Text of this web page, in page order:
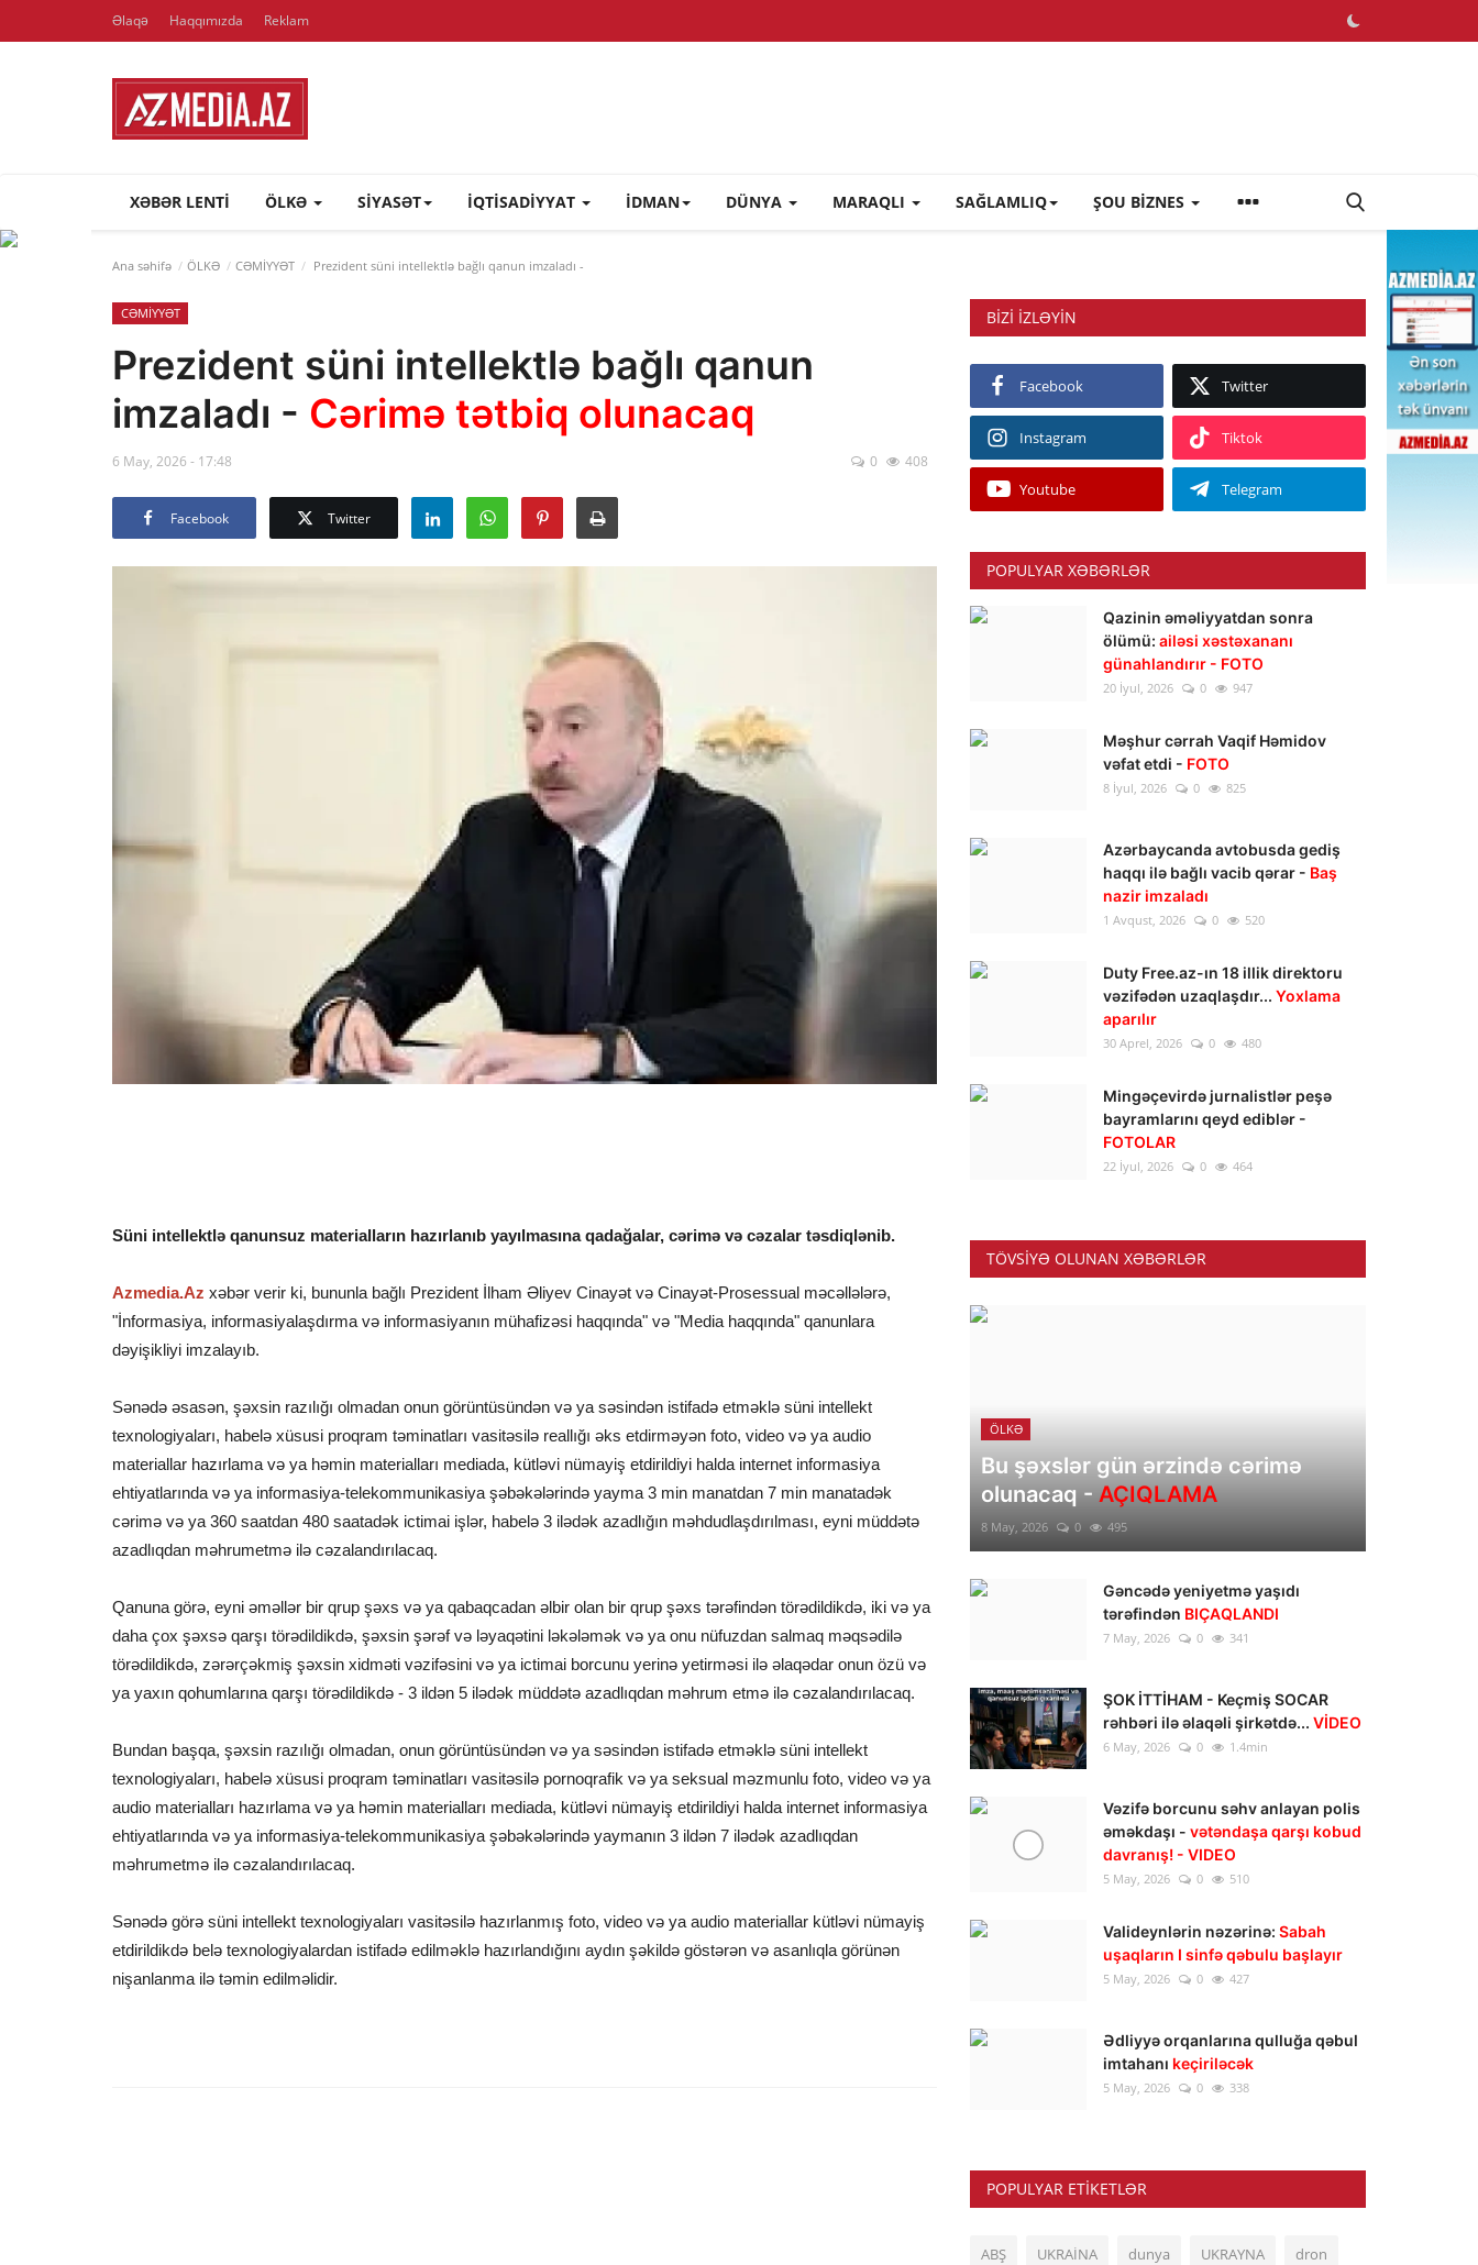
Əlaqə Haqqımızda Reklam
XƏBƏR LENTI ÖLKƏ SİYASƏT İQTİSADİYYAT İDMAN DÜNYA MARAQLI SAĞLAMLIQ ŞOU BİZNES
Ana səhifə ÖLKƏ CƏMİYYƏT Prezident süni intellektlə bağlı qanun imzaladı -
CƏMİYYƏT
Prezident süni intellektlə bağlı qanun
imzaladı - Cərimə tətbiq olunacaq
6 May, 2026 - 17:48 0 408
Facebook Twitter
Süni intellektlə qanunsuz materialların hazırlanıb yayılmasına qadağalar, cərimə və cəzalar təsdiqlənib.
Azmedia.Az xəbər verir ki, bununla bağlı Prezident İlham Əliyev Cinayət və Cinayət-Prosessual məcəllələrə,
"İnformasiya, informasiyalaşdırma və informasiyanın mühafizəsi haqqında" və "Media haqqında" qanunlara
dəyişikliyi imzalayıb.
Sənədə əsasən, şəxsin razılığı olmadan onun görüntüsündən və ya səsindən istifadə etməklə süni intellekt
texnologiyaları, habelə xüsusi proqram təminatları vasitəsilə reallığı əks etdirməyən foto, video və ya audio
materiallar hazırlama və ya həmin materialları mediada, kütləvi nümayiş etdirildiyi halda internet informasiya
ehtiyatlarında və ya informasiya-telekommunikasiya şəbəkələrində yayma 3 min manatdan 7 min manatadək
cərimə və ya 360 saatdan 480 saatadək ictimai işlər, habelə 3 ilədək azadlığın məhdudlaşdırılması, eyni müddətə
azadlıqdan məhrumetmə ilə cəzalandırılacaq.
Qanuna görə, eyni əməllər bir qrup şəxs və ya qabaqcadan əlbir olan bir qrup şəxs tərəfindən törədildikdə, iki və ya
daha çox şəxsə qarşı törədildikdə, şəxsin şərəf və ləyaqətini ləkələmək və ya onu nüfuzdan salmaq məqsədilə
törədildikdə, zərərçəkmiş şəxsin xidməti vəzifəsini və ya ictimai borcunu yerinə yetirməsi ilə əlaqədar onun özü və
ya yaxın qohumlarına qarşı törədildikdə - 3 ildən 5 ilədək müddətə azadlıqdan məhrum etmə ilə cəzalandırılacaq.
Bundan başqa, şəxsin razılığı olmadan, onun görüntüsündən və ya səsindən istifadə etməklə süni intellekt
texnologiyaları, habelə xüsusi proqram təminatları vasitəsilə pornoqrafik və ya seksual məzmunlu foto, video və ya
audio materialları hazırlama və ya həmin materialları mediada, kütləvi nümayiş etdirildiyi halda internet informasiya
ehtiyatlarında və ya informasiya-telekommunikasiya şəbəkələrində yaymanın 3 ildən 7 ilədək azadlıqdan
məhrumetmə ilə cəzalandırılacaq.
Sənədə görə süni intellekt texnologiyaları vasitəsilə hazırlanmış foto, video və ya audio materiallar kütləvi nümayiş
etdirildikdə belə texnologiyalardan istifadə edilməklə hazırlandığını aydın şəkildə göstərən və asanlıqla görünən
nişanlanma ilə təmin edilməlidir.
BIZI IZLƏYIN
Facebook Twitter
Instagram Tiktok
Youtube Telegram
POPULYAR XƏBƏRLƏR
Qazinin əməliyyatdan sonra
ölümü: ailəsi xəstəxananı
günahlandırır - FOTO
20 İyul, 2026 0 947
Məşhur cərrah Vaqif Həmidov
vəfat etdi - FOTO
8 İyul, 2026 0 825
Azərbaycanda avtobusda gediş
haqqı ilə bağlı vacib qərar - Baş
nazir imzaladı
1 Avqust, 2026 0 520
Duty Free.az-ın 18 illik direktoru
vəzifədən uzaqlaşdır... Yoxlama
aparılır
30 Aprel, 2026 0 480
Mingəçevirdə jurnalistlər peşə
bayramlarını qeyd ediblər -
FOTOLAR
22 İyul, 2026 0 464
TÖVSIYƏ OLUNAN XƏBƏRLƏR
ÖLKƏ
Bu şəxslər gün ərzində cərimə
olunacaq - AÇIQLAMA
8 May, 2026 0 495
Gəncədə yeniyetmə yaşıdı
tərəfindən BIÇAQLANDI
7 May, 2026 0 341
ŞOK İTTİHAM - Keçmiş SOCAR
rəhbəri ilə əlaqəli şirkətdə... VİDEO
6 May, 2026 0 1.4min
Vəzifə borcunu səhv anlayan polis
əməkdaşı - vətəndaşa qarşı kobud
davranış! - VIDEO
5 May, 2026 0 510
Valideynlərin nəzərinə: Sabah
uşaqların I sinfə qəbulu başlayır
5 May, 2026 0 427
Ədliyyə orqanlarına qulluğa qəbul
imtahanı keçiriləcək
5 May, 2026 0 338
POPULYAR ETIKETLƏR
ABŞ UKRAİNA dunya UKRAYNA dron